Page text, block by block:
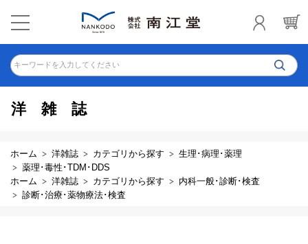
キーワードを入力してください
洋雑誌
ホーム 洋雑誌 カテゴリから探す
生理･病理･薬理
薬理･毒性･TDM･DDS
ホーム
洋雑誌 カテゴリから探す
内科一般･診断･検査
診断･治療･薬物療法･検査